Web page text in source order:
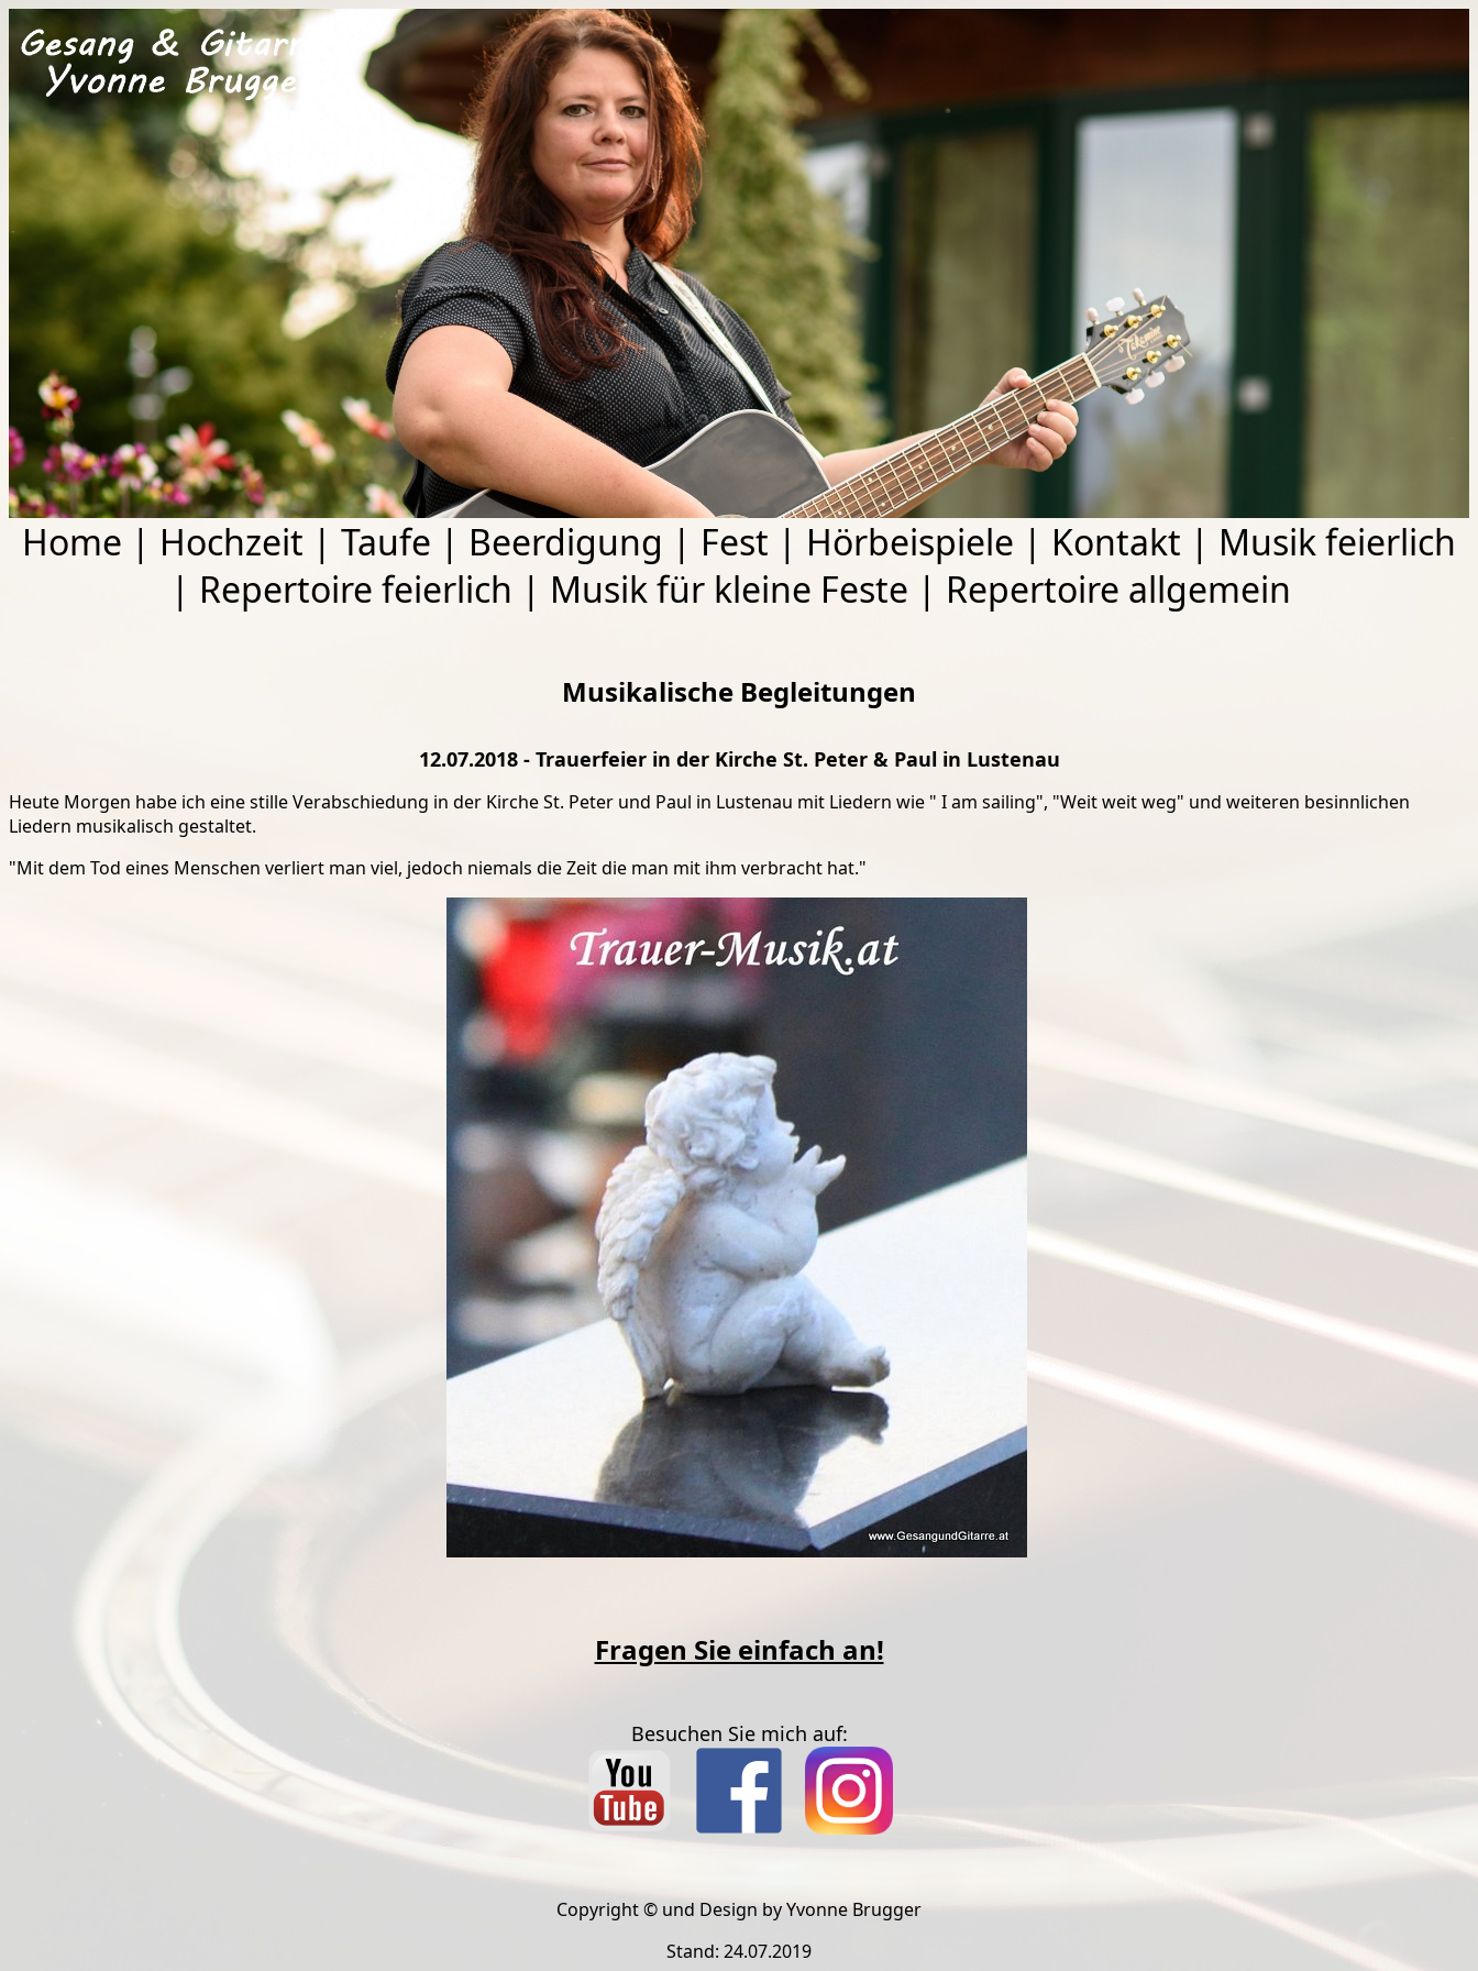
Home | Hochzeit | Taufe | Beerdigung | Fest | Hörbeispiele | Kontakt | Musik feierlich
| Repertoire feierlich | Musik für kleine Feste | Repertoire allgemein
Musikalische Begleitungen
12.07.2018 - Trauerfeier in der Kirche St. Peter & Paul in Lustenau
Heute Morgen habe ich eine stille Verabschiedung in der Kirche St. Peter und Paul in Lustenau mit Liedern wie " I am sailing", "Weit weit weg" und weiteren besinnlichen
Liedern musikalisch gestaltet.
"Mit dem Tod eines Menschen verliert man viel, jedoch niemals die Zeit die man mit ihm verbracht hat."
Fragen Sie einfach an!
Besuchen Sie mich auf:
Copyright © und Design by Yvonne Brugger
Stand: 24.07.2019